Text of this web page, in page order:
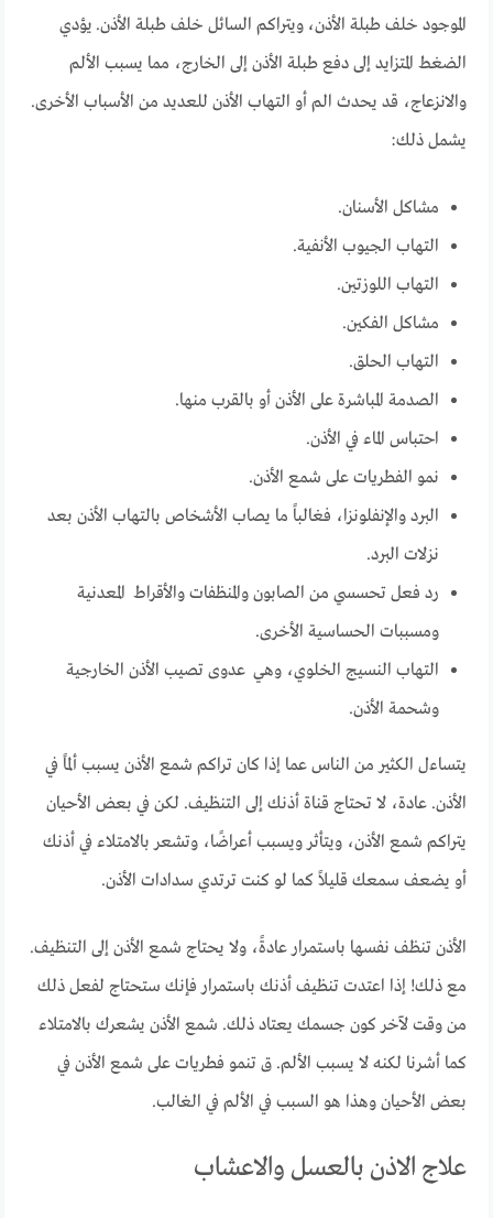
الموجود خلف طبلة الأذن،ويتراكم السائل خلف طبلة الأذن. يؤدي
الضغط المتزايد إلى دفع طبلة الأذن إلى الخارج، مما يسبب الألم
والانزعاج، قد يحدث الم أو التهاب الأذن للعديد من الأسباب الأخرى.
يشمل ذلك:
مشاكل الأسنان.
التهاب الجيوب الأنفية.
التهاب اللوزتين.
مشاكل الفكين.
التهاب الحلق.
الصدمة المباشرة على الأذن أو بالقرب منها.
احتباس الماء في الأذن.
نمو الفطريات على شمع الأذن.
البرد والإنفلونزا، فغالباً ما يصاب الأشخاص بالتهاب الأذن بعد
نزلات البرد.
رد فعل تحسسي من الصابون والمنظفات والأقراط المعدنية
ومسببات الحساسية الأخرى.
التهاب النسيج الخلوي، وهي عدوى تصيب الأذن الخارجية
وشحمة الأذن.
يتساءل الكثير من الناس عما إذا كان تراكم شمع الأذن يسبب ألمًا في
الأذن. عادة، لا تحتاج قناة أذنك إلى التنظيف. لكن في بعض الأحيان
يتراكم شمع الأذن، ويتأثر ويسبب أعراضًا، وتشعر بالامتلاء في أذنك
أو يضعف سمعك قليلاً كما لو كنت ترتدي سدادات الأذن.
الأذن تنظف نفسها باستمرار عادةً، ولا يحتاج شمع الأذن إلى التنظيف.
مع ذلك! إذا اعتدت تنظيف أذنك باستمرار فإنك ستحتاج لفعل ذلك
من وقت لآخر كون جسمك يعتاد ذلك. شمع الأذن يشعرك بالامتلاء
كما أشرنا لكنه لا يسبب الألم. ق تنمو فطريات على شمع الأذن في
بعض الأحيان وهذا هو السبب في الألم في الغالب.
علاج الاذن بالعسل والاعشاب